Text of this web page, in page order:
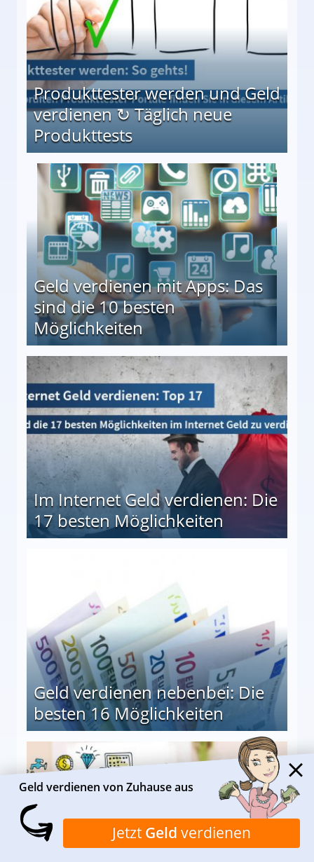
Produkttester werden und Geld
verdienen ↻ Täglich neue
Produkttests
↻ Täglich neue Produkttests
Geld verdienen mit Apps: Das
sind die 10 besten
Möglichkeiten
besten Möglichkeiten
Im Internet Geld verdienen: Die
17 besten Möglichkeiten
Geld verdienen nebenbei: Die
besten 16 Möglichkeiten
Geld verdienen von Zuhause aus
Jetzt Geld verdienen